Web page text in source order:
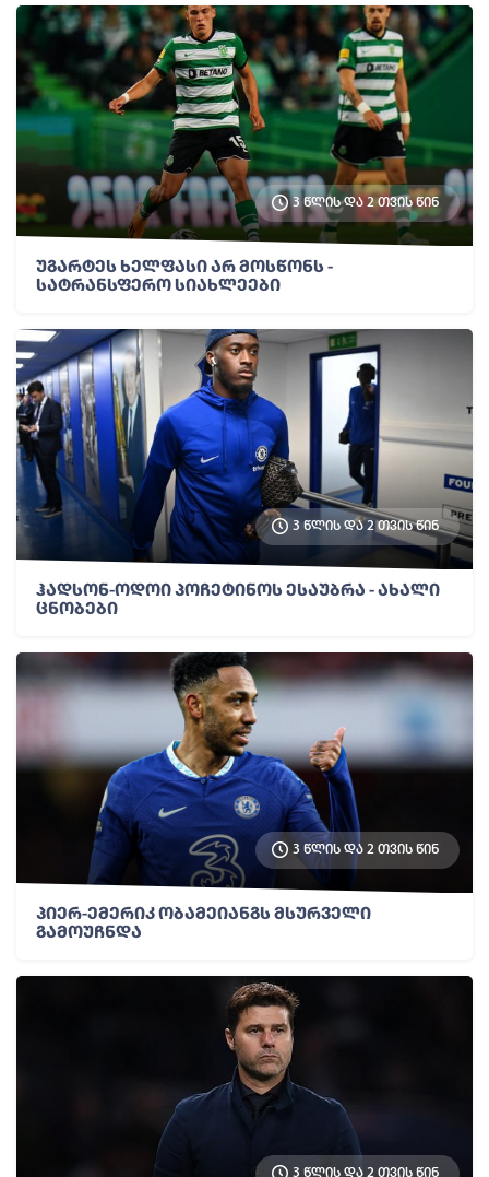
3 წლის და 2 თვის წინ
უგარტეს ხელფასი არ მოსწონს -
სატრანსფერო სიახლეები
3 წლის და 2 თვის წინ
ჰადსონ-ოდოი პოჩეტინოს ესაუბრა - ახალი
ცნობები
3 წლის და 2 თვის წინ
პიერ-ემერიკ ობამეიანგს მსურველი
გამოუჩნდა
3 წლის და 2 თვის წინ